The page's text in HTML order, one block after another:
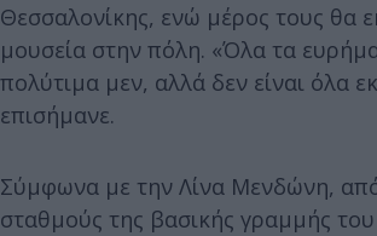
Θεσσαλονίκης, ενώ μέρος τους θα
μουσεία στην πόλη. «Όλα τα
πολύτιμα μεν, αλλά δεν είναι όλα
επισήμανε.
Σύμφωνα με την Λίνα Μενδώνη,
σταθμούς της βασικής γραμμής